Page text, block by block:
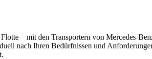
– mit den Transportern von Mercedes-
nach Ihren Bedürfnissen und